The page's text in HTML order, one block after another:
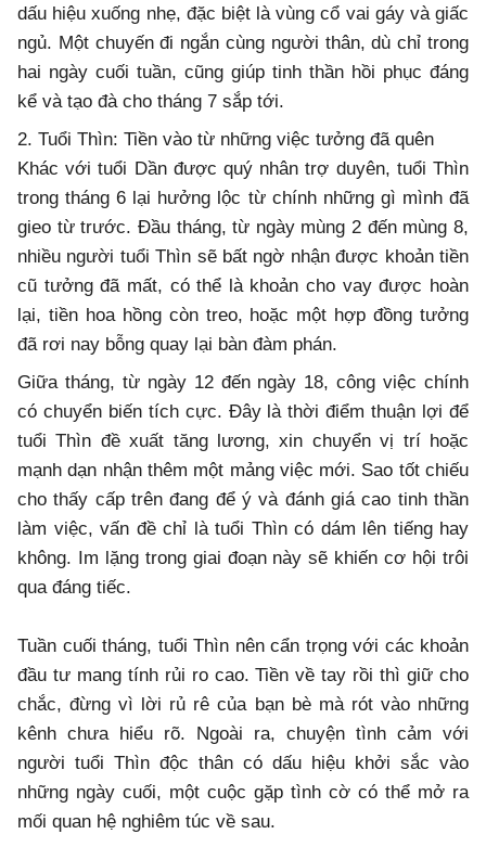
dấu hiệu xuống nhẹ, đặc biệt là vùng cổ vai gáy và giấc
ngủ. Một chuyến đi ngắn cùng người thân, dù chỉ trong
hai ngày cuối tuần, cũng giúp tinh thần hồi phục đáng
kể và tạo đà cho tháng 7 sắp tới.
2. Tuổi Thìn: Tiền vào từ những việc tưởng đã quên
Khác với tuổi Dần được quý nhân trợ duyên, tuổi Thìn
trong tháng 6 lại hưởng lộc từ chính những gì mình đã
gieo từ trước. Đầu tháng, từ ngày mùng 2 đến mùng 8,
nhiều người tuổi Thìn sẽ bất ngờ nhận được khoản tiền
cũ tưởng đã mất, có thể là khoản cho vay được hoàn
lại, tiền hoa hồng còn treo, hoặc một hợp đồng tưởng
đã rơi nay bỗng quay lại bàn đàm phán.
Giữa tháng, từ ngày 12 đến ngày 18, công việc chính
có chuyển biến tích cực. Đây là thời điểm thuận lợi để
tuổi Thìn đề xuất tăng lương, xin chuyển vị trí hoặc
mạnh dạn nhận thêm một mảng việc mới. Sao tốt chiếu
cho thấy cấp trên đang để ý và đánh giá cao tinh thần
làm việc, vấn đề chỉ là tuổi Thìn có dám lên tiếng hay
không. Im lặng trong giai đoạn này sẽ khiến cơ hội trôi
qua đáng tiếc.
Tuần cuối tháng, tuổi Thìn nên cẩn trọng với các khoản
đầu tư mang tính rủi ro cao. Tiền về tay rồi thì giữ cho
chắc, đừng vì lời rủ rê của bạn bè mà rót vào những
kênh chưa hiểu rõ. Ngoài ra, chuyện tình cảm với
người tuổi Thìn độc thân có dấu hiệu khởi sắc vào
những ngày cuối, một cuộc gặp tình cờ có thể mở ra
mối quan hệ nghiêm túc về sau.